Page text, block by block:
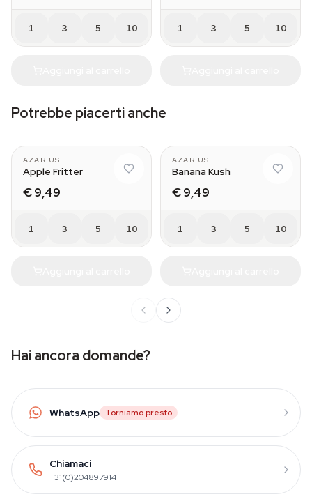
1 3 5 10 1 3 5 10
Potrebbe piacerti anche
AZARIUS
Apple Fritter
€ 9,49
1 3 5 10
AZARIUS
Banana Kush
€ 9,49
1 3 5 10
Hai ancora domande?
WhatsApp Torniamo presto
Chiamaci
+31(0)204897914